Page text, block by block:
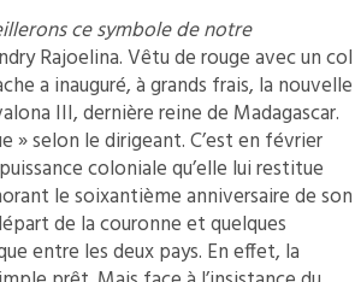
ce symbole de notre
Rajoelina. Vêtu de rouge avec un col
a inauguré, à grands frais, la nouvelle
III, dernière reine de Madagascar.
» selon le dirigeant. C’est en février
coloniale qu’elle lui restitue
le soixantième anniversaire de son
de la couronne et quelques
entre les deux pays. En effet, la